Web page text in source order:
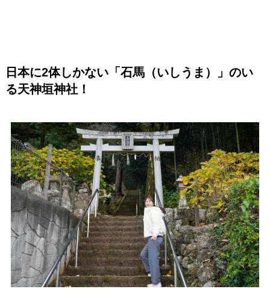
日本に2体しかない「石馬（いしうま）」のい
る天神垣神社！